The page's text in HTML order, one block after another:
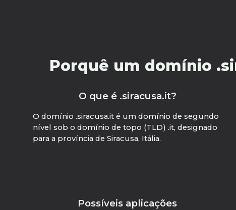
Porquê um domínio
O que é .siracusa.it?
O domínio .siracusa.it é um domínio de segundo
nível sob o domínio de topo (TLD) .it, designado
para a província de Siracusa, Itália.
Possíveis aplicações